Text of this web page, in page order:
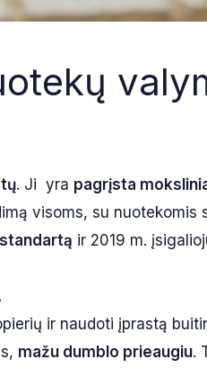
. Ji yra pagrįsta
visoms, su nuotekomis
ir 2019 m.
.
ir naudoti įprastą
mažu dumblo prieaugiu.